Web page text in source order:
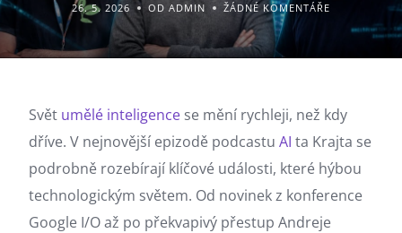
26. 5. 2026 OD ADMIN ŽÁDNÉ KOMENTÁŘE
Svět umělé inteligence se mění rychleji, než kdy
dříve. V nejnovější epizodě podcastu AI ta Krajta se
podrobně rozebírají klíčové události, které hýbou
technologickým světem. Od novinek z konference
Google I/O až po překvapivý přestup Andreje